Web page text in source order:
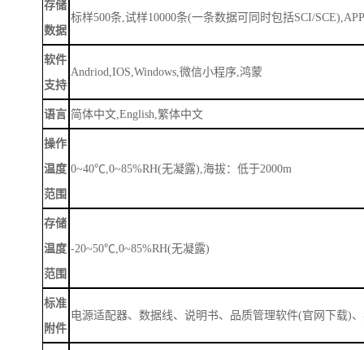
存储
数据
标样500条,试样10000条(一条数据可同时包括SCI/
软件
支持
Andriod,IOS,Windows,微信小程序,鸿蒙
语言 简体中文 ,English,繁体中文
操作
温度
范围
0~40℃,0~85%RH(无凝露),海拔：低于2000m
存储
温度
范围
-20~50℃,0~85%RH(无凝露)
标准
附件
电源适配器、数据线、说明书、品质管理软件(官网下载)